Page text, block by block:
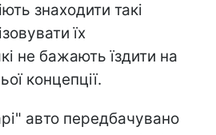
знаходити такі
їх
не бажають їздити на
концепції.
авто передбачувано